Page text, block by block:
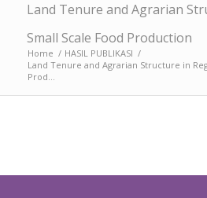
Land Tenure and Agrarian
Small Scale Food Production
Home / HASIL PUBLIKASI /
Land Tenure and Agrarian Structure in
Prod...